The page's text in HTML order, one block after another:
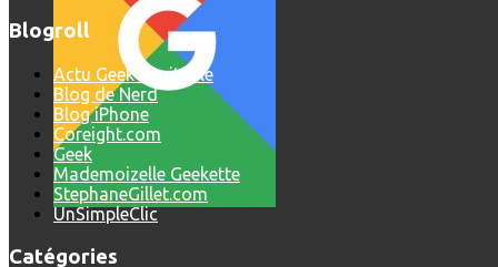
Blogroll
Actu Geek équitable
Blog de Nerd
Blog iPhone
Coreight.com
Geek
Mademoizelle Geekette
StephaneGillet.com
UnSimpleClic
Catégories